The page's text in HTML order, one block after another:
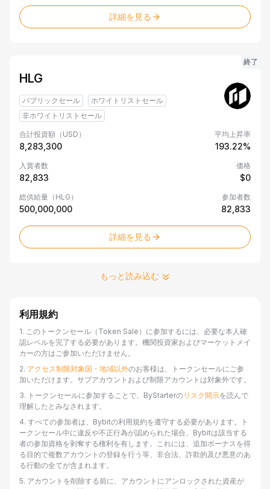
シ
ョ
詳細を見る
終了
HLG
パブリックセール
ホワイトリストセール
非ホワイトリストセール
合計投資額（USD）
8,283,300
平均上昇率
193.22%
入賞者数
82,833
価格
$0
総供給量（HLG）
500,000,000
参加者数
82,833
詳細を見る
もっと読み込む
利用規約
1. このトークンセール（Token Sale）に参加するには、必要な本人確
認レベルを完了する必要があります。機関投資家およびマーケットメイ
カーの方はご参加いただけません。
2. アクセス制限対象国・地域以外のお客様は、トークンセールにご参
加いただけます。サブアカウントおよび制限アカウントは対象外です。
3. トークンセールに参加することで、ByStarterのリスク開示を読んで
理解したとみなされます。
4. すべての参加者は、Bybitの利用規約を遵守する必要があります。ト
ークンセール中に違反や不正行為が認められた場合、Bybitは該当する
者の参加資格を剥奪する権利を有します。これには、追加ボーナスを得
る目的で複数アカウントの登録を行う等、非合法、詐欺的及び悪意のあ
る行動の全てが含まれます。
5. アカウントを削除する前に、アカウントにアンロックされた資産が